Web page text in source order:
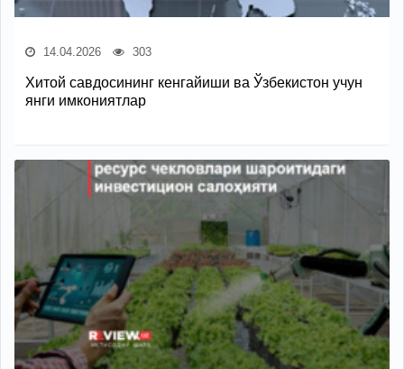
14.04.2026 303
Хитой савдосининг кенгайиши ва Ўзбекистон учун
янги имкониятлар